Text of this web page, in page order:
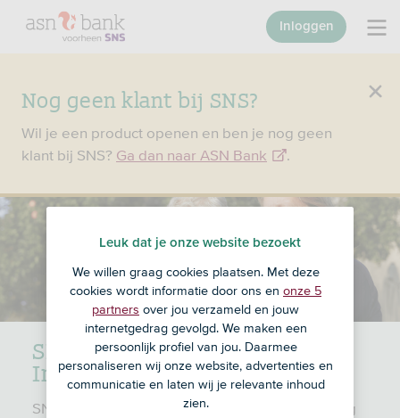
Nog geen klant bij SNS?
Wil je een product openen en ben je nog geen
klant bij SNS? Ga dan naar ASN Bank .
Inloggen
SNS Gouden Handdruk
Inkomen
SNS Gouden Handdruk Inkomen is een rekening
Leuk dat je onze website bezoekt
We willen graag cookies plaatsen. Met deze
cookies wordt informatie door ons en onze 5
partners over jou verzameld en jouw
internetgedrag gevolgd. We maken een
persoonlijk profiel van jou. Daarmee
personaliseren wij onze website, advertenties en
communicatie en laten wij je relevante inhoud
zien.